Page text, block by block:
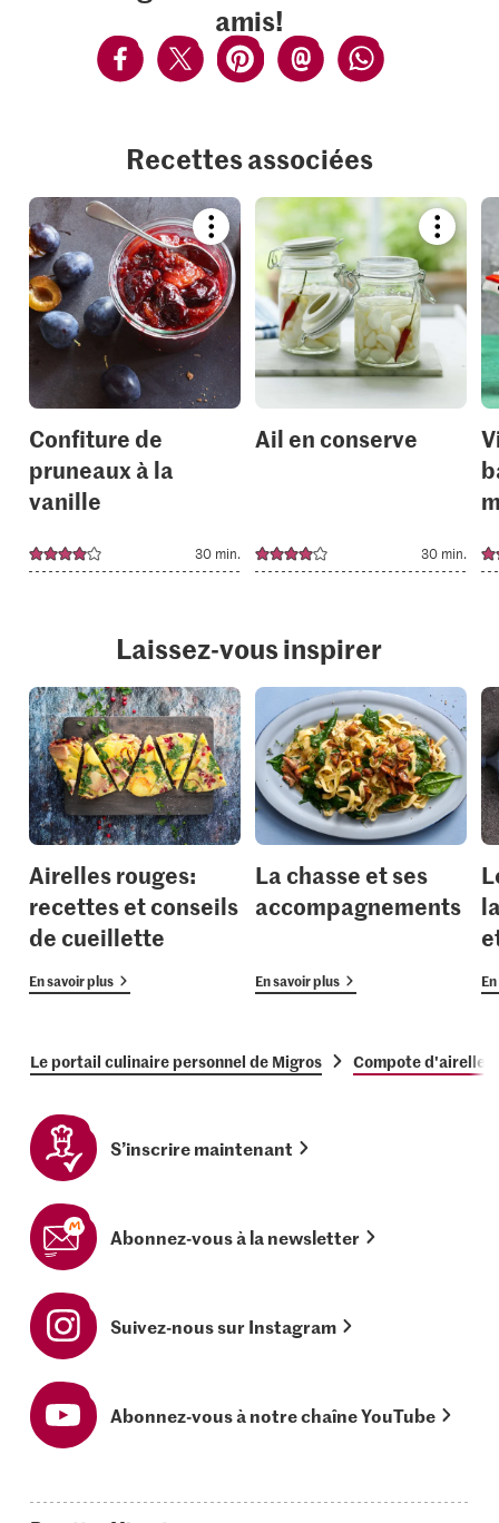
amis!
Recettes associées
Bookmark
recipe
or
add
it
to
your
collections.
Confiture de
pruneaux à la
vanille
30 min.
recipe
or
add
it
to
Ail en conserve
30 min.
Laissez-vous inspirer
Airelles rouges:
recettes et conseils
de cueillette
En savoir plus
La chasse et ses
accompagnements
En savoir plus
Le portail culinaire personnel de Migros Compote d'airelles
S’inscrire maintenant
Abonnez-vous à la newsletter
Suivez-nous sur Instagram
Abonnez-vous à notre chaîne YouTube